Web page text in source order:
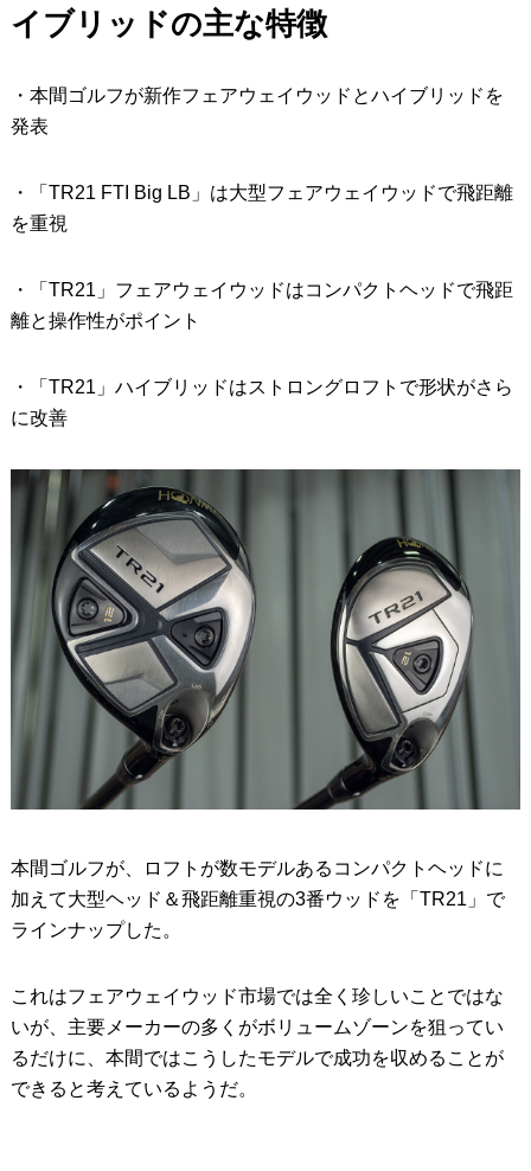
イブリッドの主な特徴
・本間ゴルフが新作フェアウェイウッドとハイブリッドを
発表
・「TR21 FTI Big LB」は大型フェアウェイウッドで飛距離
を重視
・「TR21」フェアウェイウッドはコンパクトヘッドで飛距
離と操作性がポイント
・「TR21」ハイブリッドはストロングロフトで形状がさら
に改善
本間ゴルフが、ロフトが数モデルあるコンパクトヘッドに
加えて大型ヘッド＆飛距離重視の3番ウッドを「TR21」で
ラインナップした。
これはフェアウェイウッド市場では全く珍しいことではな
いが、主要メーカーの多くがボリュームゾーンを狙ってい
るだけに、本間ではこうしたモデルで成功を収めることが
できると考えているようだ。